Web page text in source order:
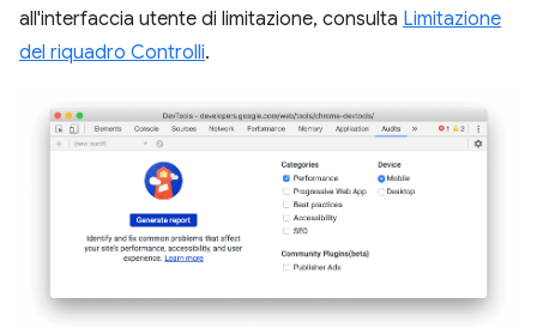
all'interfaccia utente di limitazione, consulta Limitazione
del riquadro Controlli.